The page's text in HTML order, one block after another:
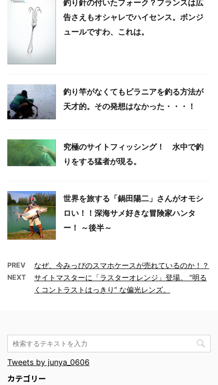
釣り針の付いたフォーク？フランスは広
告さえもオシャレでハイセンス。ボンジ
ュールですわ、これは。
釣り竿がなくてもピラニアを釣る方法が
天才的。その発想はなかった・・・！
究極のサイトフィッシング！ 水中で釣
りをする猛者が現る。
世界を旅する「鍋田陽二」さんがオモシ
ロい！！深海サメ好きな冒険家ハンタ
ー！ ～後半～
PREV なぜ、今みっぴのスマホケースが売れているのか！？
NEXT
サイトマスターに「ラスターオレンジ」登場。 “明る
くコントラストはっきり” な偏光レンズ。
Tweets by junya_0606
カテゴリー